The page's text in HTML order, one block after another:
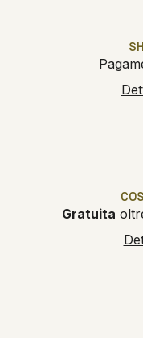
Gratuita